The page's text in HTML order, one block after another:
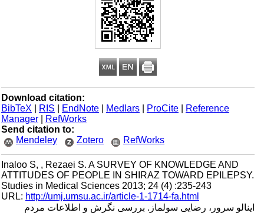
Download citation:
BibTeX
| RIS |EndNote |Medlars |ProCite |Reference
Manager
|RefWorks
Send citation to:
Mendeley
Zotero RefWorks
Inaloo S, , Rezaei S. A SURVEY OF KNOWLEDGE AND
ATTITUDES OF PEOPLE IN SHIRAZ TOWARD EPILEPSY.
Studies in Medical Sciences 2013; 24 (4) :235-243
URL:http://umj.umsu.ac.ir/article-1-1714-fa.html
اینالو سرور، رضایی سولماز. بررسی نگرش و اطلاعات مردم